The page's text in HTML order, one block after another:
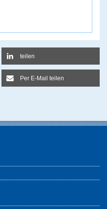
teilen
Per E-Mail teilen